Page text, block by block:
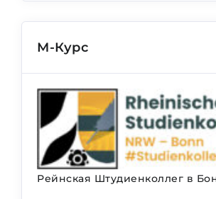
М-Курс
Рейнская Штудиенколлег в